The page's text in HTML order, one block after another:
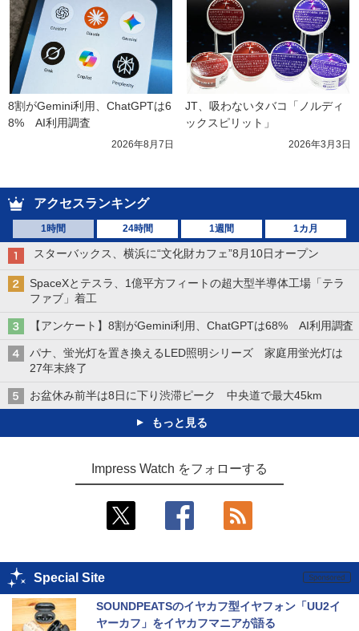
8割がGemini利用、ChatGPTは6
8%　AI利用調査
2026年8月7日
JT、吸わないタバコ「ノルディ
ックスピリット」
2026年3月3日
アクセスランキング
1時間 24時間 1週間 1カ月
スターバックス、横浜に“文化財カフェ”8月10日オープン
SpaceXとテスラ、1億平方フィートの超大型半導体工場「テラ
ファブ」着工
【アンケート】8割がGemini利用、ChatGPTは68% AI利用調査
パナ、蛍光灯を置き換えるLED照明シリーズ 家庭用蛍光灯は
27年末終了
お盆休み前半は8日に下り渋滞ピーク 中央道で最大45km
もっと見る
Impress Watch をフォローする
Special Site
SOUNDPEATSのイヤカフ型イヤフォン「UU2イ
ヤーカフ」をイヤカフマニアが語る